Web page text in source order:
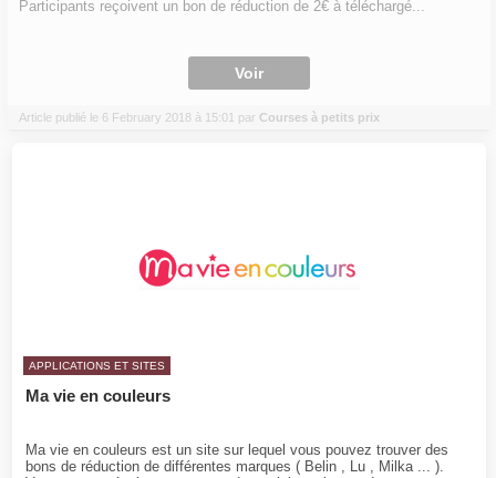
Participants reçoivent un bon de réduction de 2€ à téléchargé...
Voir
Article publié le 6 February 2018 à 15:01 par Courses à petits prix
APPLICATIONS ET SITES
Ma vie en couleurs
Ma vie en couleurs est un site sur lequel vous pouvez trouver des
bons de réduction de différentes marques ( Belin , Lu , Milka ... ).